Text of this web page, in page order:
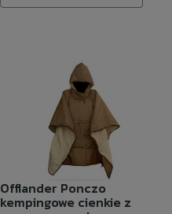
Offlander Ponczo
kempingowe cienkie z